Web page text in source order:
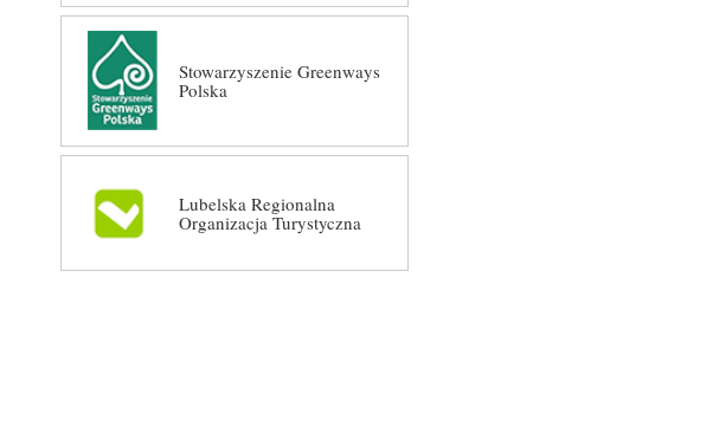
Stowarzyszenie Greenways
Polska
Lubelska Regionalna
Organizacja Turystyczna